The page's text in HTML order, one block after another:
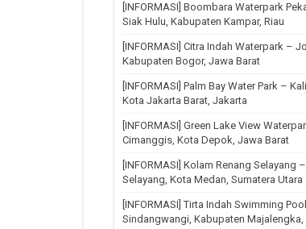
[INFORMASI] Boombara Waterpark
Siak Hulu, Kabupaten Kampar, Riau
[INFORMASI] Citra Indah Waterpark –
Kabupaten Bogor, Jawa Barat
[INFORMASI] Palm Bay Water Park –
Kota Jakarta Barat, Jakarta
[INFORMASI] Green Lake View
Cimanggis, Kota Depok, Jawa Barat
[INFORMASI] Kolam Renang Selayang
Selayang, Kota Medan, Sumatera Utara
[INFORMASI] Tirta Indah Swimming
Sindangwangi, Kabupaten Majalengka,